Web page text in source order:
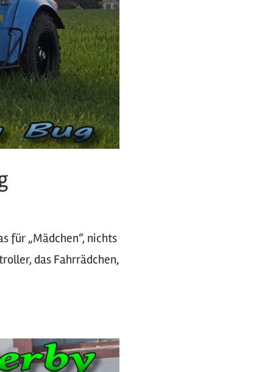
für „Mädchen“, nichts
das Fahrrädchen,